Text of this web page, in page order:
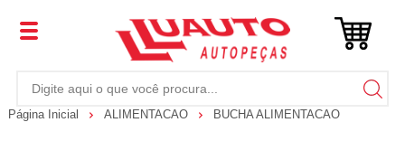
Página Inicial ALIMENTACAO BUCHA ALIMENTACAO